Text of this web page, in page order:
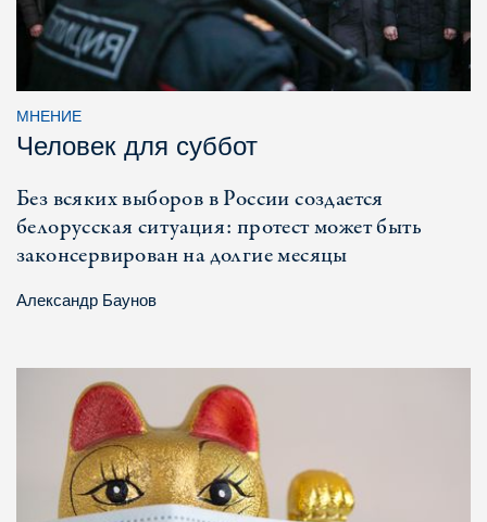
МНЕНИЕ
Человек для суббот
Без всяких выборов в России создается
белорусская ситуация: протест может быть
законсервирован на долгие месяцы
Александр Баунов